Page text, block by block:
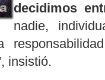
decidimos
nadie,
insistió.